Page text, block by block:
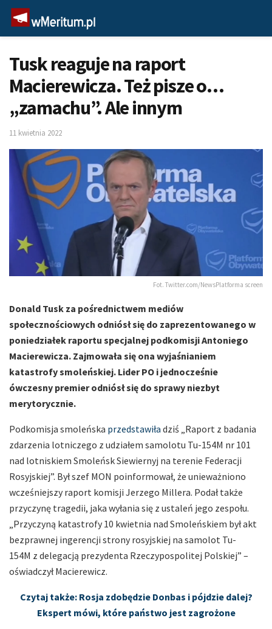
Tusk reaguje na raport
Macierewicza. Też pisze o…
„zamachu”. Ale innym
11 kwietnia 2022
Fot. Twitter.com/NewsPlatforma screen
Donald Tusk za pośrednictwem mediów
społecznościowych odniósł się do zaprezentowanego w
poniedziałek raportu specjalnej podkomisji Antoniego
Macierewicza. Zajmowała się ona wyjaśnianiem
katastrofy smoleńskiej. Lider PO i jednocześnie
ówczesny premier odniósł się do sprawy niezbyt
merytorycznie.
Podkomisja smoleńska przedstawiła dziś „Raport z badania
zdarzenia lotniczego z udziałem samolotu Tu-154M nr 101
nad lotniskiem Smoleńsk Siewiernyj na terenie Federacji
Rosyjskiej”. Był szef MON poinformował, że unieważniono
wcześniejszy raport komisji Jerzego Millera. Podał także
przyczynę tragedii, jaka wyłania się z ustaleń jego zespołu.
„Przyczyną katastrofy 10 kwietnia nad Smoleńskiem był akt
bezprawnej ingerencji strony rosyjskiej na samolot Tu-
154M z delegacją prezydenta Rzeczypospolitej Polskiej” –
oświadczył Macierewicz.
Czytaj także: Rosja zdobędzie Donbas i pójdzie dalej?
Ekspert mówi, które państwo jest zagrożone